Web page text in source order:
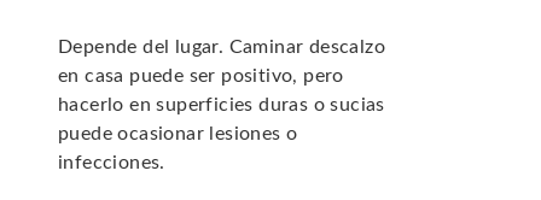
Depende del lugar. Caminar descalzo
en casa puede ser positivo, pero
hacerlo en superficies duras o sucias
puede ocasionar lesiones o
infecciones.